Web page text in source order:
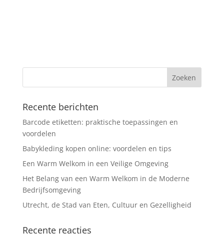
Recente berichten
Barcode etiketten: praktische toepassingen en
voordelen
Babykleding kopen online: voordelen en tips
Een Warm Welkom in een Veilige Omgeving
Het Belang van een Warm Welkom in de Moderne
Bedrijfsomgeving
Utrecht, de Stad van Eten, Cultuur en Gezelligheid
Recente reacties